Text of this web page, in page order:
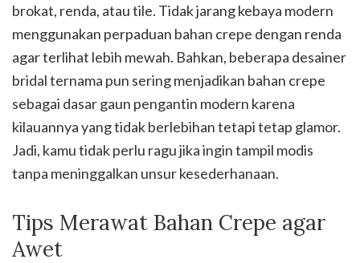
brokat, renda, atau tile. Tidak jarang kebaya modern
menggunakan perpaduan bahan crepe dengan renda
agar terlihat lebih mewah. Bahkan, beberapa desainer
bridal ternama pun sering menjadikan bahan crepe
sebagai dasar gaun pengantin modern karena
kilauannya yang tidak berlebihan tetapi tetap glamor.
Jadi, kamu tidak perlu ragu jika ingin tampil modis
tanpa meninggalkan unsur kesederhanaan.
Tips Merawat Bahan Crepe agar
Awet